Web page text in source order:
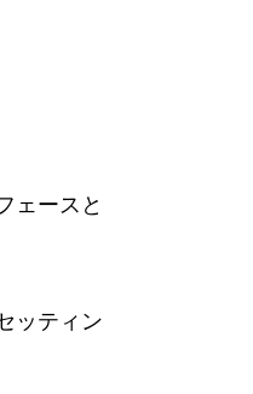
ェースと
ッティン